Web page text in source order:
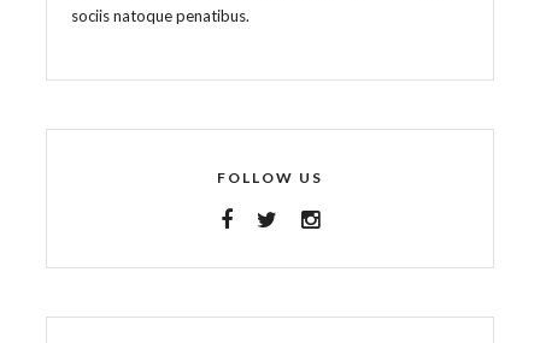
sociis natoque penatibus.
FOLLOW US